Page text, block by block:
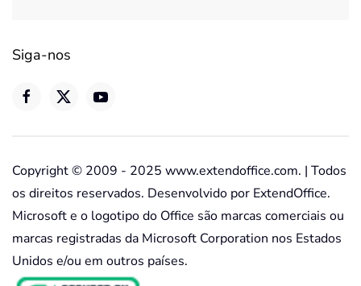
Siga-nos
Copyright © 2009 - 2025 www.extendoffice.com. | Todos
os direitos reservados. Desenvolvido por ExtendOffice.
Microsoft e o logotipo do Office são marcas comerciais ou
marcas registradas da Microsoft Corporation nos Estados
Unidos e/ou em outros países.